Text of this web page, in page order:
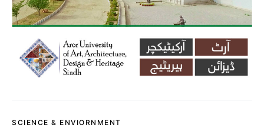
SCIENCE & ENVIORNMENT